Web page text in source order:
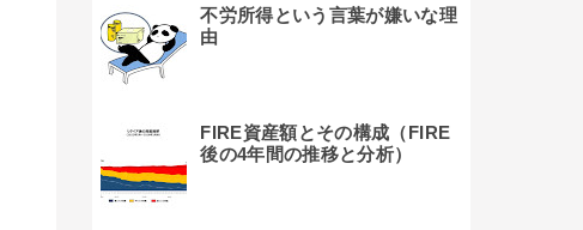
不労所得という言葉が嫌いな理
由
FIRE資産額とその構成（FIRE
後の4年間の推移と分析）